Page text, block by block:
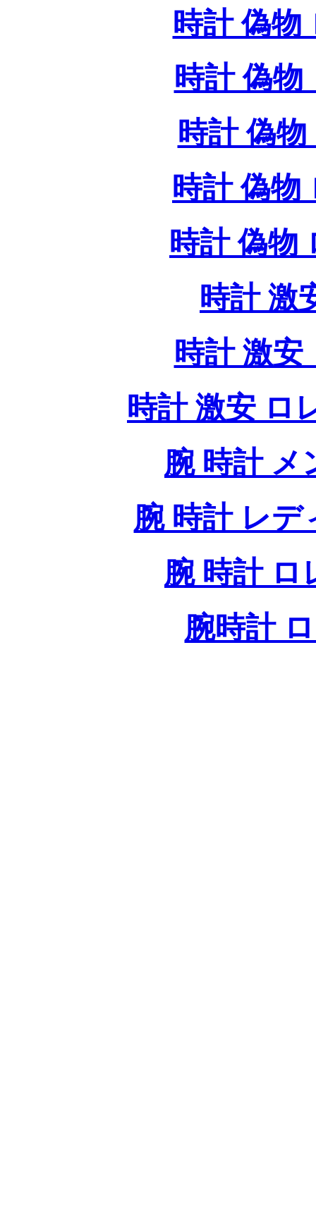
時計 偽物
時計 偽物
時計 偽
時計 偽物
時計 偽物
時計 激
時計 激安
時計 激安 ロ
腕 時計 メ
腕 時計 レデ
腕 時計 ロ
腕時計